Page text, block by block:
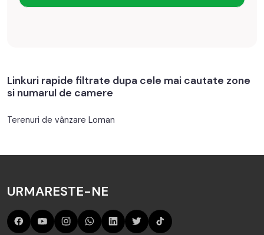
Linkuri rapide filtrate dupa cele mai cautate zone
si numarul de camere
Terenuri de vânzare Loman
URMARESTE-NE